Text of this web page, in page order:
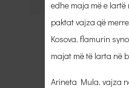
edhe maja më e
paktat vajza që
Kosova, flamurin
majat më të larta në
Arineta Mula, vajza